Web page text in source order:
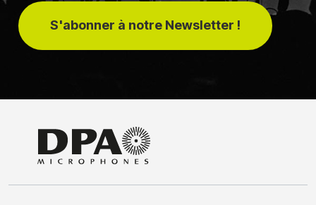
S'abonner à notre Newsletter !